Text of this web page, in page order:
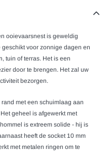
ooievaarsnest is geweldig
voor zonnige dagen en
tuin of terras. Het is een
door te brengen. Het zal uw
bezorgen.
met een schuimlaag aan
geheel is afgewerkt met
is extreem solide - hij is
heeft de socket 10 mm
met metalen ringen om te